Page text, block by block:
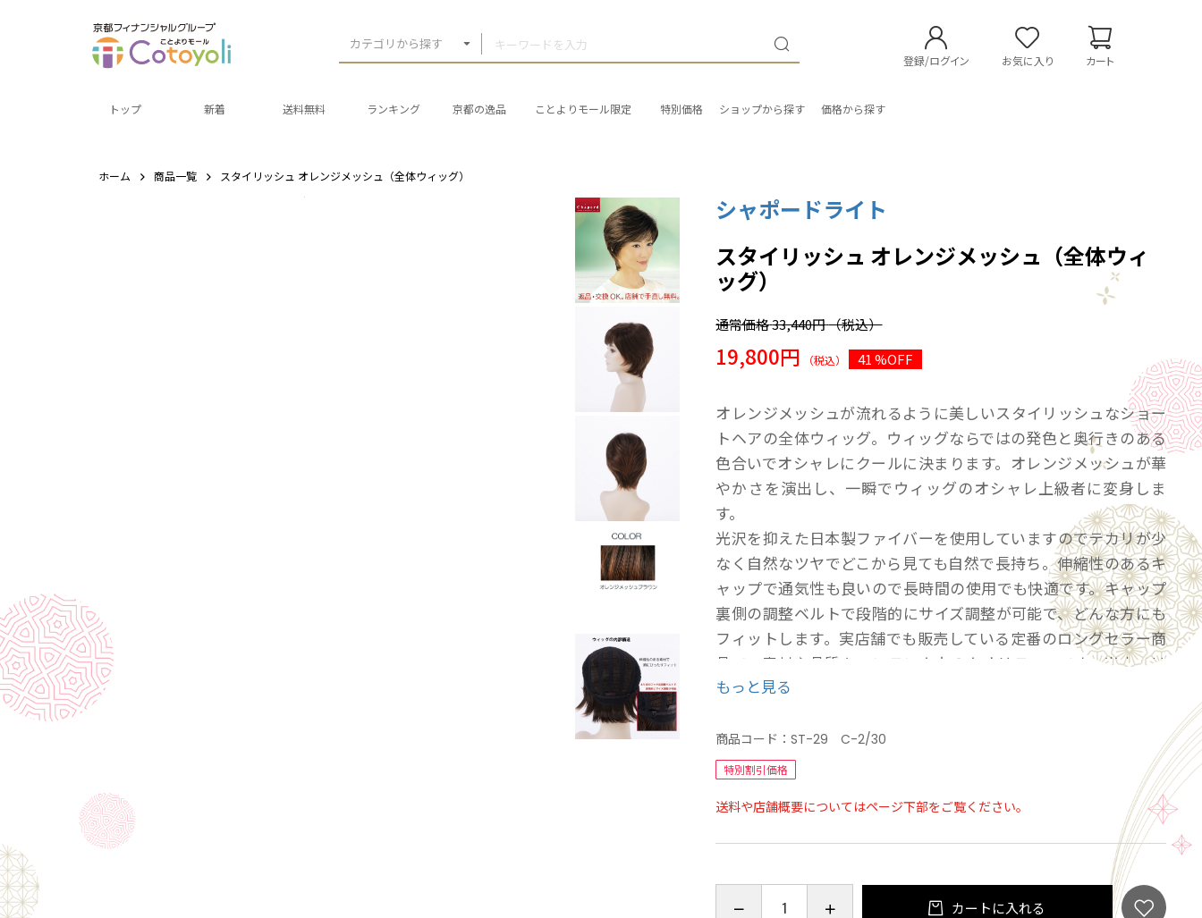
カテゴリから探す
登録/ログイン お気に入り カート
トップ 新着 送料無料 ランキング 京都の逸品 ことよりモール限定 特別価格 ショップから探す 価格から探す
ホーム 商品一覧 スタイリッシュ オレンジメッシュ（全体ウィッグ）
シャポードライト
スタイリッシュ オレンジメッシュ（全体ウィ
ッグ）
通常価格33,440円（税込）
19,800円 （税込） 41 %OFF
オレンジメッシュが流れるように美しいスタイリッシュなショー
トヘアの全体ウィッグ。ウィッグならではの発色と奥行きのある
色合いでオシャレにクールに決まります。オレンジメッシュが華
やかさを演出し、一瞬でウィッグのオシャレ上級者に変身しま
す。
光沢を抑えた日本製ファイバーを使用していますのでテカリが少
なく自然なツヤでどこから見ても自然で長持ち。伸縮性のあるキ
ャップで通気性も良いので長時間の使用でも快適です。キャップ
裏側の調整ベルトで段階的にサイズ調整が可能で、どんな方にも
フィットします。実店舗でも販売している定番のロングセラー商
品で、素材や品質もワンランク上のクオリティーです。当店では
ウィッグ専門の美容師がセットをしてからお客様へ発送しており
もっと見る
商品コード：ST-29 C-2/30
特別割引価格
送料や店舗概要についてはページ下部をご覧ください。
カートに入れる